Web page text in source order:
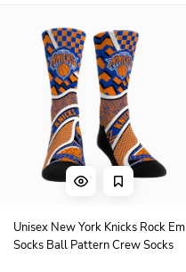
Unisex New York Knicks Rock Em
Socks Ball Pattern Crew Socks